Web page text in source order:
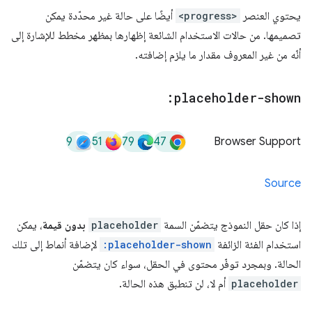
يحتوي العنصر <progress> أيضًا على حالة غير محدّدة يمكن
تصميمها. من حالات الاستخدام الشائعة إظهارها بمظهر مخطط للإشارة إلى
أنّه من غير المعروف مقدار ما يلزم إضافته.
:placeholder-shown
Browser Support
47
79
51
9
Source
إذا كان حقل النموذج يتضمّن السمة placeholder بدون قيمة، يمكن
استخدام الفئة الزائفة :placeholder-shown لإضافة أنماط إلى تلك
الحالة. وبمجرد توفّر محتوى في الحقل، سواء كان يتضمّن
placeholder أم لا، لن تنطبق هذه الحالة.